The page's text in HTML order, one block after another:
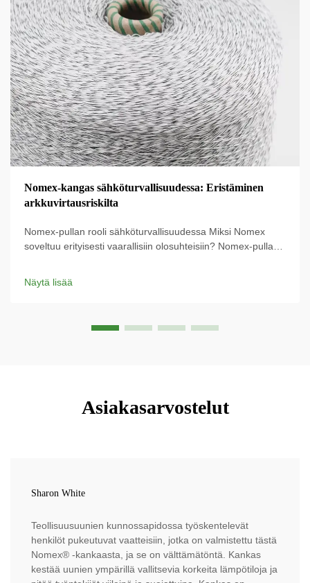
Nomex-kangas sähköturvallisuudessa: Eristäminen
arkkuvirtausriskilta
Nomex-pullan rooli sähköturvallisuudessa Miksi Nomex
soveltuu erityisesti vaarallisiin olosuhteisiin? Nomex-pulla
omistama...
Näytä lisää
Asiakasarvostelut
Sharon White
Teollisuusuunien kunnossapidossa työskentelevät
henkilöt pukeutuvat vaatteisiin, jotka on valmistettu tästä
Nomex® -kankaasta, ja se on välttämätöntä. Kankas
kestää uunien ympärillä vallitsevia korkeita lämpötiloja ja